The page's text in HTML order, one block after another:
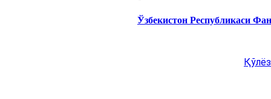
Ўзбекистон Республикаси